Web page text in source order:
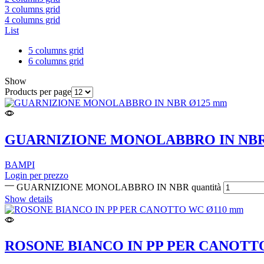
3 columns grid
4 columns grid
List
5 columns grid
6 columns grid
Show
Products per page
GUARNIZIONE MONOLABBRO IN
BAMPI
Login per prezzo
GUARNIZIONE MONOLABBRO IN NBR quantità
Show details
ROSONE BIANCO IN PP PER